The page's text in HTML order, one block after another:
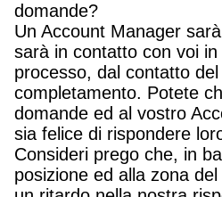
domande?
Un Account Manager
sarà in contatto con voi
processo, dal contatto
completamento. Potete
domande ed al vostro
sia felice di rispondere
Consideri prego che, in
posizione ed alla zona